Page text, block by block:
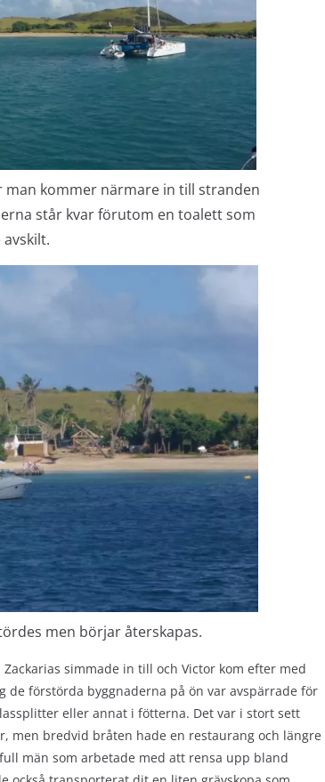
man kommer närmare in till stranden
står kvar förutom en toalett som
men börjar återskapas.
simmade in till och Victor kom efter med
de förstörda byggnaderna på ön var avspärrade för
eller annat i fötterna. Det var i stort sett
men bredvid bråten hade en restaurang och längre
män som arbetade med att rensa upp bland